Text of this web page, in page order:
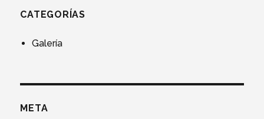
CATEGORÍAS
Galería
META